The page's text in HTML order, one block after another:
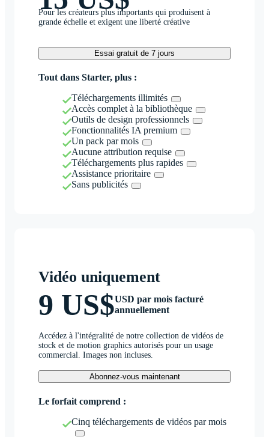
Pour les créateurs plus importants qui produisent à
grande échelle et exigent une liberté créative
Essai gratuit de 7 jours
Tout dans Starter, plus :
Téléchargements illimités
Accès complet à la bibliothèque
Outils de design professionnels
Fonctionnalités IA premium
Un pack par mois
Aucune attribution requise
Téléchargements plus rapides
Assistance prioritaire
Sans publicités
Vidéo uniquement
9 US$USD par mois facturé
annuellement
Accédez à l'intégralité de notre collection de vidéos de
stock et de motion graphics autorisés pour un usage
commercial. Images non incluses.
Abonnez-vous maintenant
Le forfait comprend :
Cinq téléchargements de vidéos par mois